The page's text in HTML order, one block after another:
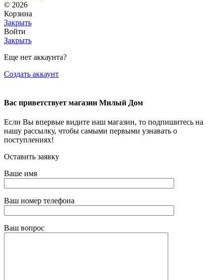
© 2026
Корзина
Закрыть
Войти
Закрыть
Еще нет аккаунта?
Создать аккаунт
Вас приветствует магазин Милый Дом
Если Вы впервые видите наш магазин, то подпишитесь на
нашу рассылку, чтобы самыми первыми узнавать о
поступлениях!
Оставить заявку
Ваше имя
Ваш номер телефона
Ваш вопрос